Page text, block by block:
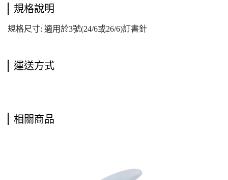
規格說明
規格尺寸: 適用於3號(24/6或26/6)訂書針
運送方式
相關商品